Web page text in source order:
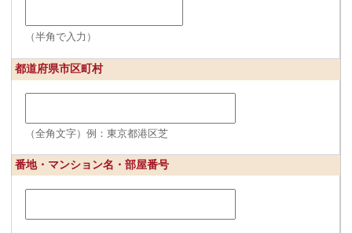
（半角で入力）
都道府県市区町村
（全角文字）例：東京都港区芝
番地・マンション名・部屋番号